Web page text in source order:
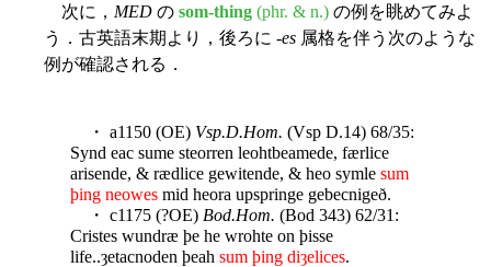
次に， MED の som-thing (phr. & n.) の例を眺めてみよ
う．古英語末期より，後ろに -es 属格を伴う次のような
例が確認される．
・ a1150 (OE) Vsp.D.Hom. (Vsp D.14) 68/35:
Synd eac sume steorren leohtbeamede, færlice
arisende, & rædlice gewitende, & heo symle sum
þing neowes mid heora upspringe gebecnigeð.
・ c1175 (?OE) Bod.Hom. (Bod 343) 62/31:
Cristes wundræ þe he wrohte on þisse
life..ȝetacnoden þeah sum þing diȝelices.